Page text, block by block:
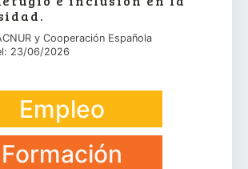
y Cooperación Española
23/06/2026
Empleo
Formación